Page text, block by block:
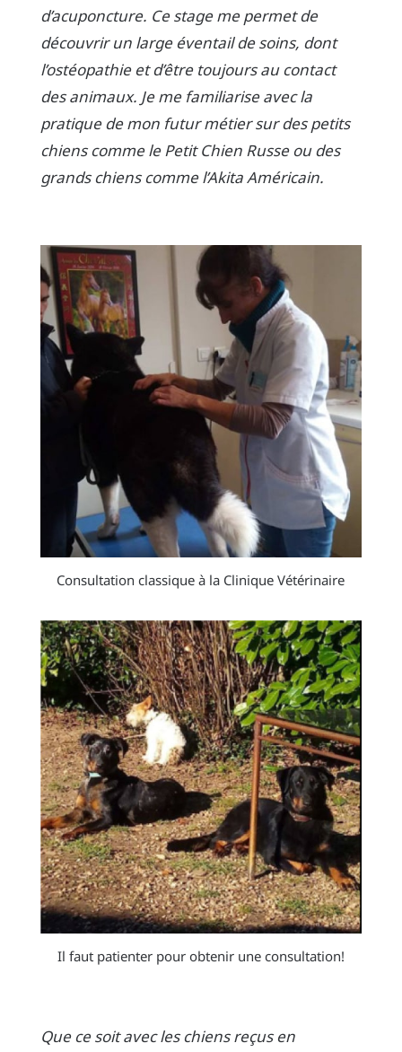
d’acuponcture. Ce stage me permet de
découvrir un large éventail de soins, dont
l’ostéopathie et d’être toujours au contact
des animaux. Je me familiarise avec la
pratique de mon futur métier sur des petits
chiens comme le Petit Chien Russe ou des
grands chiens comme l’Akita Américain.
Consultation classique à la Clinique Vétérinaire
Il faut patienter pour obtenir une consultation!
Que ce soit avec les chiens reçus en